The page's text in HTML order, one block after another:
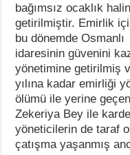
bağımsız ocaklık
getirilmiştir. Emirlik
bu dönemde Osmanlı
idaresinin güvenini
yönetimine getirilmiş
yılına kadar emirliği
ölümü ile yerine
Zekeriya Bey ile
yöneticilerin de taraf
çatışma yaşanmış